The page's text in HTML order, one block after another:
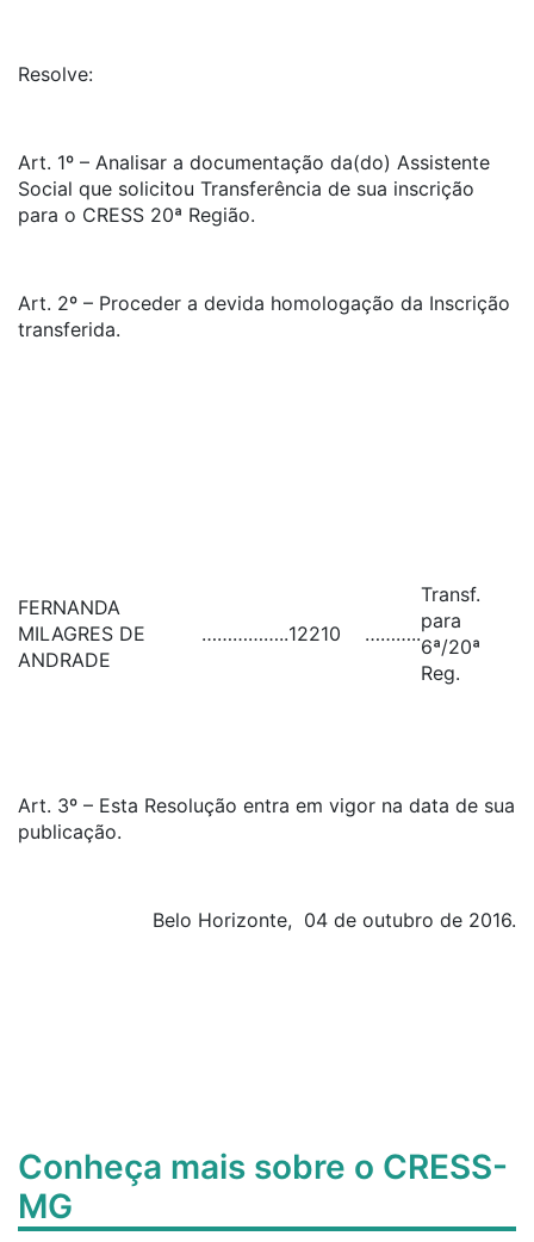
Resolve:
Art. 1º – Analisar a documentação da(do) Assistente
Social que solicitou Transferência de sua inscrição
para o CRESS 20ª Região.
Art. 2º – Proceder a devida homologação da Inscrição
transferida.
FERNANDA
MILAGRES DE
ANDRADE
……………..12210 ………..
Transf.
para
6ª/20ª
Reg.
Art. 3º – Esta Resolução entra em vigor na data de sua
publicação.
Belo Horizonte, 04 de outubro de 2016.
Conheça mais sobre o CRESS-
MG